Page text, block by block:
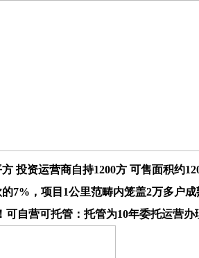
投资运营商自持1200方 可售面积
7%，项目1公里范畴内笼盖2万多户
自营可托管：托管为10年委托运营办